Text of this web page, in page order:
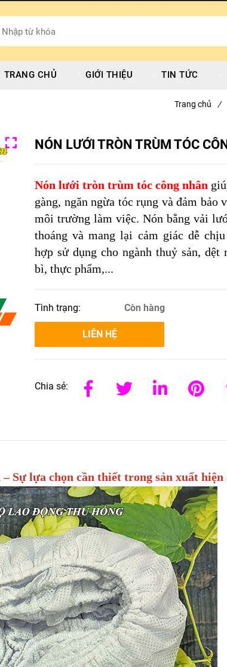
TRANG CHỦ GIỚI THIỆU TIN TỨC
Trang chủ /
NÓN LƯỚI TRÒN TRÙM TÓC
Nón lưới tròn trùm tóc công nhân
gàng, ngăn ngừa tóc rụng và đảm bảo
môi trường làm việc. Nón bằng vải
thoáng và mang lại cảm giác dễ
hợp sử dụng cho ngành thuỷ sản, dệt
bì, thực phẩm,...
Tình trạng: Còn hàng
LIÊN HỆ
Chia sẻ:
Sự lựa chọn cần thiết trong sản xuất hiện